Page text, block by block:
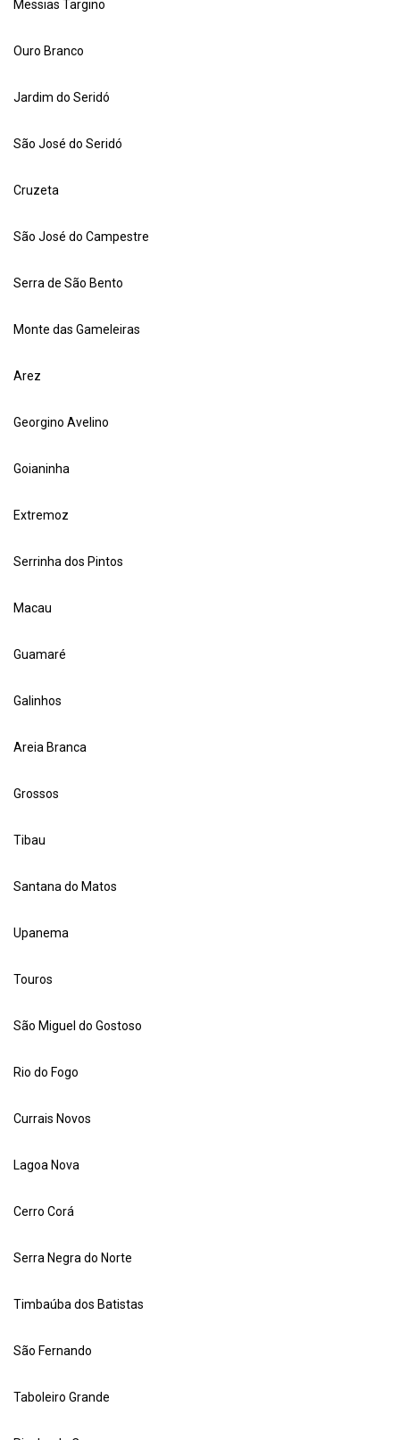
Messias Targino
Ouro Branco
Jardim do Seridó
São José do Seridó
Cruzeta
São José do Campestre
Serra de São Bento
Monte das Gameleiras
Arez
Georgino Avelino
Goianinha
Extremoz
Serrinha dos Pintos
Macau
Guamaré
Galinhos
Areia Branca
Grossos
Tibau
Santana do Matos
Upanema
Touros
São Miguel do Gostoso
Rio do Fogo
Currais Novos
Lagoa Nova
Cerro Corá
Serra Negra do Norte
Timbaúba dos Batistas
São Fernando
Taboleiro Grande